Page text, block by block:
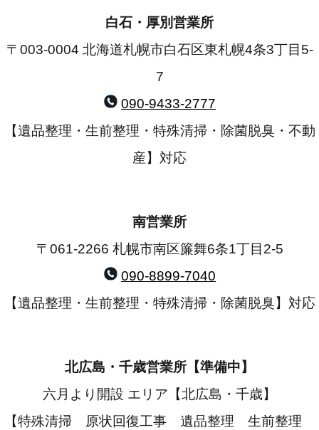
白石・厚別営業所
〒003-0004 北海道札幌市白石区東札幌4条3丁目5-
7
090-9433-2777
【遺品整理・生前整理・特殊清掃・除菌脱臭・不動
産】対応
南営業所
〒061-2266 札幌市南区簾舞6条1丁目2-5
090-8899-7040
【遺品整理・生前整理・特殊清掃・除菌脱臭】対応
北広島・千歳営業所【準備中】
六月より開設 エリア【北広島・千歳】
【特殊清掃 原状回復工事 遺品整理 生前整理